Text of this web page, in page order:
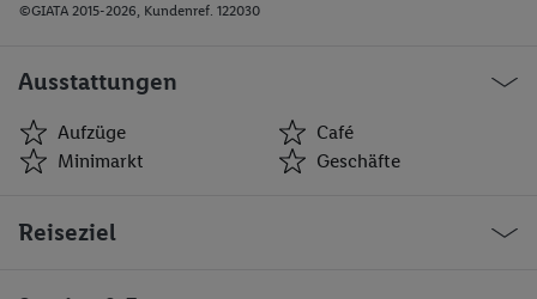
©GIATA 2015-2026, Kundenref. 122030
Ausstattungen
Aufzüge
Café
Minimarkt
Geschäfte
Minimarkt
Spielzimmer
Reiseziel